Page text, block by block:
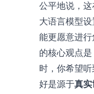
公平地说，
大语言模型
能更愿意进
的核心观点
时，你希望
好是源于真